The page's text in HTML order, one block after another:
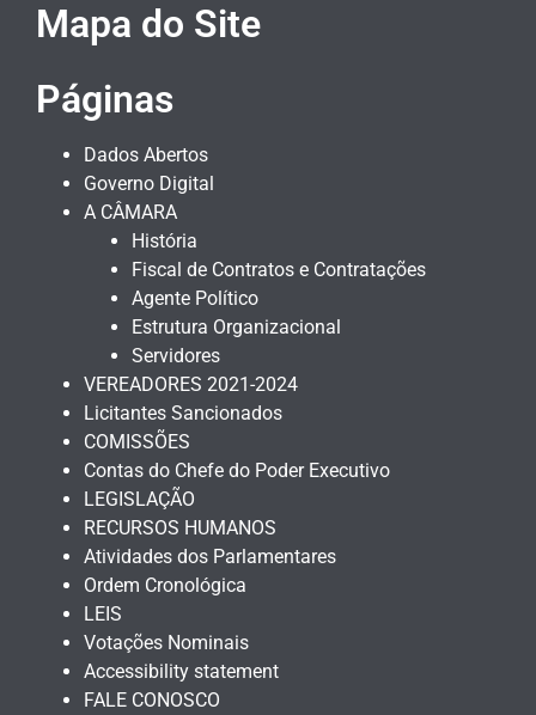
Mapa do Site
Páginas
Dados Abertos
Governo Digital
A CÂMARA
História
Fiscal de Contratos e Contratações
Agente Político
Estrutura Organizacional
Servidores
VEREADORES 2021-2024
Licitantes Sancionados
COMISSÕES
Contas do Chefe do Poder Executivo
LEGISLAÇÃO
RECURSOS HUMANOS
Atividades dos Parlamentares
Ordem Cronológica
LEIS
Votações Nominais
Accessibility statement
FALE CONOSCO